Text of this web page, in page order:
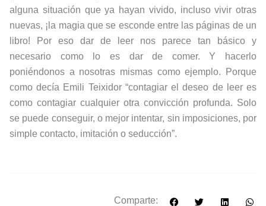
alguna situación que ya hayan vivido, incluso vivir otras
nuevas, ¡la magia que se esconde entre las páginas de un
libro! Por eso dar de leer nos parece tan básico y
necesario como lo es dar de comer. Y hacerlo
poniéndonos a nosotras mismas como ejemplo. Porque
como decía Emili Teixidor “contagiar el deseo de leer es
como contagiar cualquier otra convicción profunda. Solo
se puede conseguir, o mejor intentar, sin imposiciones, por
simple contacto, imitación o seducción”.
Comparte: